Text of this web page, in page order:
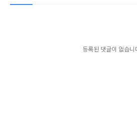
등록된 댓글이 없습니